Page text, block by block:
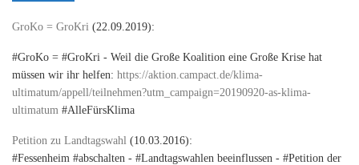
GroKo = GroKri (22.09.2019):
#GroKo = #GroKri - Weil die Große Koalition eine Große Krise hat
müssen wir ihr helfen: https://aktion.campact.de/klima-
ultimatum/appell/teilnehmen?utm_campaign=20190920-as-klima-
ultimatum #AlleFürsKlima
Petition zu Landtagswahl (10.03.2016):
#Fessenheim #abschalten - #Landtagswahlen beeinflussen - #Petition der